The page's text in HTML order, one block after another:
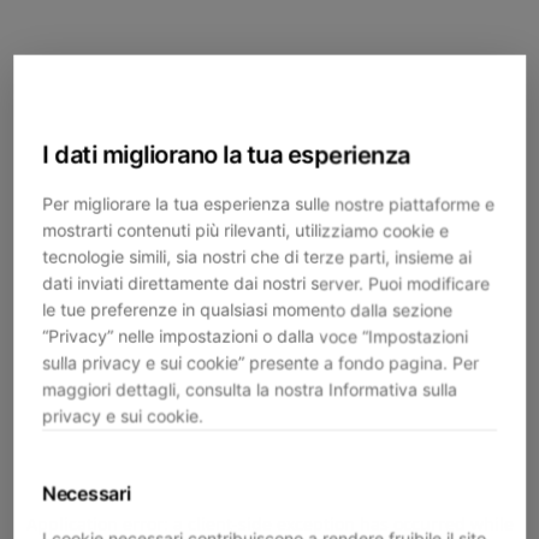
I dati migliorano la tua esperienza
Per migliorare la tua esperienza sulle nostre piattaforme e
mostrarti contenuti più rilevanti, utilizziamo cookie e
tecnologie simili, sia nostri che di terze parti, insieme ai
dati inviati direttamente dai nostri server. Puoi modificare
le tue preferenze in qualsiasi momento dalla sezione
“Privacy” nelle impostazioni o dalla voce “Impostazioni
sulla privacy e sui cookie” presente a fondo pagina. Per
maggiori dettagli, consulta la nostra Informativa sulla
privacy e sui cookie.
Necessari